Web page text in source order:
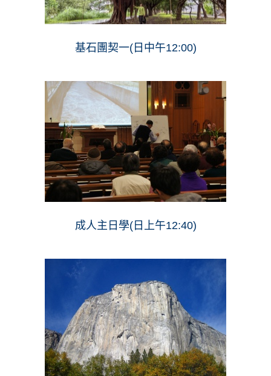
基石團契一(日中午12:00)
成人主日學(日上午12:40)